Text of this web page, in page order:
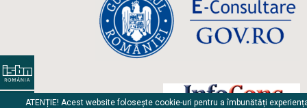
ATENȚIE! Acest website folosește cookie-uri pentru a îmbunătăți